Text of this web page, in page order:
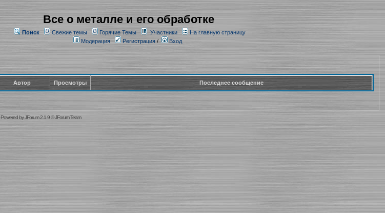
Все о металле и его обработке
Поиск Свежие темы Горячие Темы Участники
На главную страницу
Модерация
Регистрация/ Вход
Автор Просмотры Последнее сообщение
Powered byJForum 2.1.9©JForum Team